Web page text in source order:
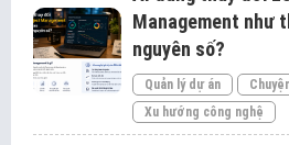
Management như
nguyên số?
Quản lý dự án
Xu hướng công nghệ